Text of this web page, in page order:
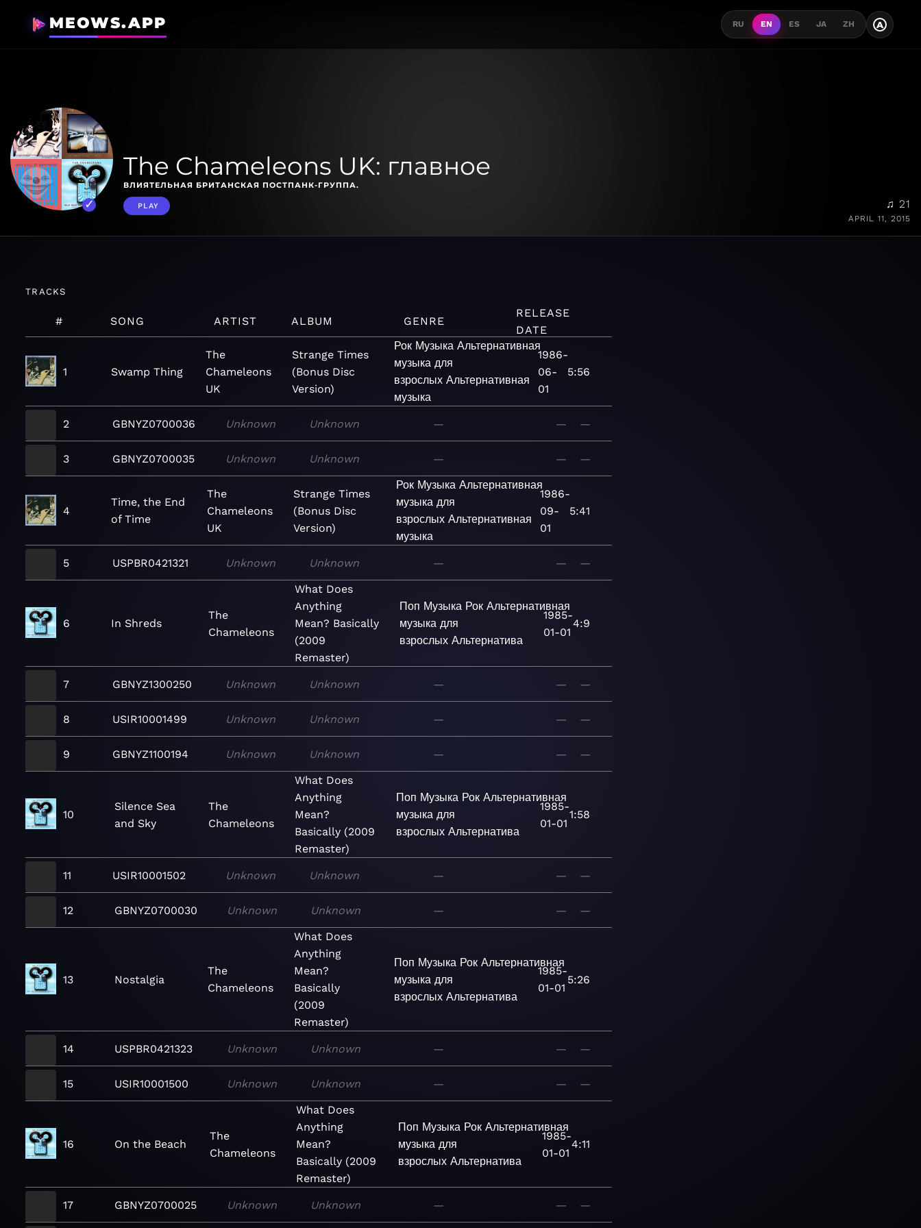
MEOWS.APP RU EN ES JA ZH A
The Chameleons UK: главное
ВЛИЯТЕЛЬНАЯ БРИТАНСКАЯ ПОСТПАНК-ГРУППА.
PLAY ♫ 21
APRIL 11, 2015
TRACKS
# SONG ARTIST ALBUM GENRE
RELEASE
DATE
1 Swamp Thing
The
Chameleons
UK
Strange Times
(Bonus Disc
Version)
Рок Музыка Альтернативная
музыка для
взрослых Альтернативная
музыка
1986-
06-
01
5:56
2 GBNYZ0700036 Unknown Unknown — — —
3 GBNYZ0700035 Unknown Unknown — — —
4
Time, the End
of Time
The
Chameleons
UK
Strange Times
(Bonus Disc
Version)
Рок Музыка Альтернативная
музыка для
взрослых Альтернативная
музыка
1986-
09-
01
5:41
5 USPBR0421321 Unknown Unknown — — —
6 In Shreds
The
Chameleons
What Does
Anything
Mean? Basically
(2009
Remaster)
Поп Музыка Рок Альтернативная
музыка для
взрослых Альтернатива
1985-
01-01
4:9
7 GBNYZ1300250 Unknown Unknown — — —
8 USIR10001499 Unknown Unknown — — —
9 GBNYZ1100194 Unknown Unknown — — —
10
Silence Sea
and Sky
The
Chameleons
What Does
Anything
Mean?
Basically (2009
Remaster)
Поп Музыка Рок Альтернативная
музыка для
взрослых Альтернатива
1985-
01-01
1:58
11 USIR10001502 Unknown Unknown — — —
12 GBNYZ0700030 Unknown Unknown — — —
13 Nostalgia
The
Chameleons
What Does
Anything
Mean?
Basically
(2009
Remaster)
Поп Музыка Рок Альтернативная
музыка для
взрослых Альтернатива
1985-
01-01
5:26
14 USPBR0421323 Unknown Unknown — — —
15 USIR10001500 Unknown Unknown — — —
16 On the Beach
The
Chameleons
What Does
Anything
Mean?
Basically (2009
Remaster)
Поп Музыка Рок Альтернативная
музыка для
взрослых Альтернатива
1985-
01-01
4:11
17 GBNYZ0700025 Unknown Unknown — — —